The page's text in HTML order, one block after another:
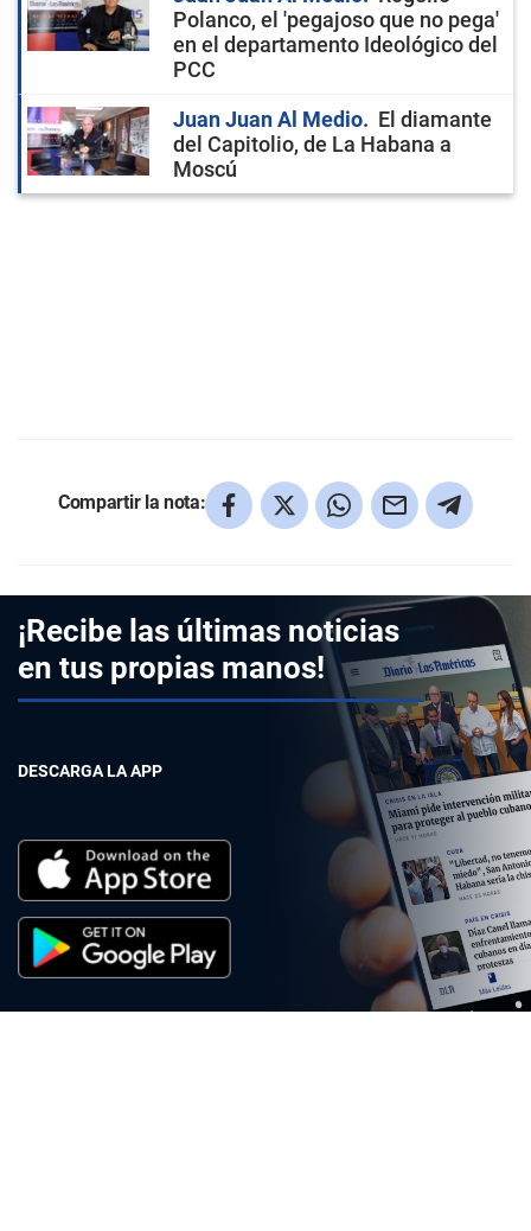
Polanco, el 'pegajoso que no pega'
en el departamento Ideológico del
PCC
Juan Juan Al Medio
El diamante
del Capitolio, de La Habana a
Moscú
Compartir la nota:
¡Recibe las últimas noticias
en tus propias manos!
DESCARGA LA APP